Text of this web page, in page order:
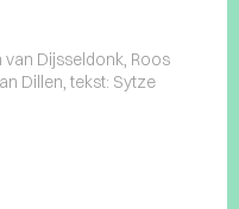
Dijsseldonk, Roos
Dillen, tekst: Sytze